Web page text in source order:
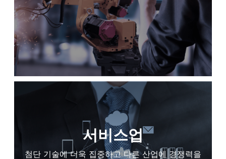
서비스업
첨단 기술에 더욱 집중하고 다른 산업에 경쟁력을